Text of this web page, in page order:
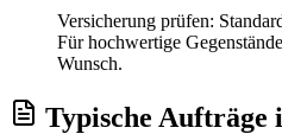
Versicherung prüfen:
Für hochwertige
Wunsch.
Typische Aufträge